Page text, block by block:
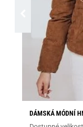
DÁMSKÁ MÓDNÍ